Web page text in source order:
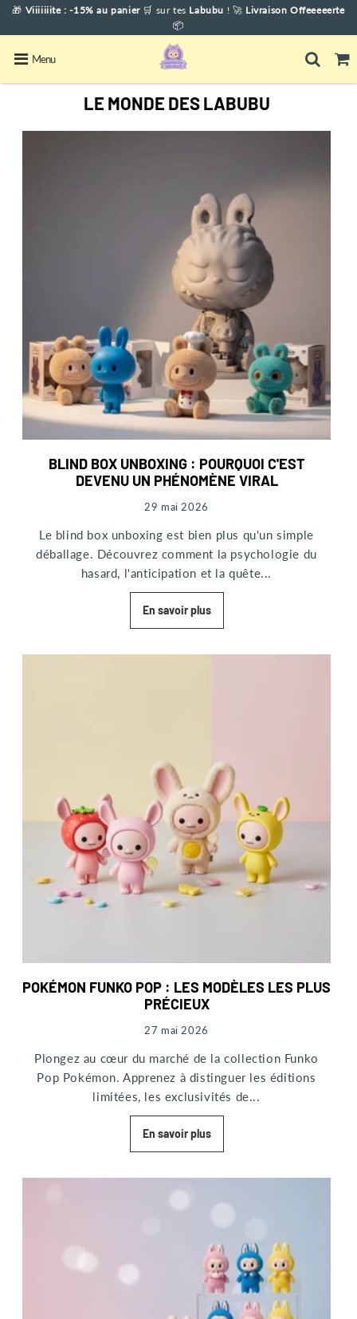
🎁 Viiiiiiite : -15% au panier 🛒 sur tes Labubu ! 🚀 Livraison Offeeeeerte
📦
Menu
LE MONDE DES LABUBU
BLIND BOX UNBOXING : POURQUOI C'EST
DEVENU UN PHÉNOMÈNE VIRAL
29 mai 2026
Le blind box unboxing est bien plus qu'un simple
déballage. Découvrez comment la psychologie du
hasard, l'anticipation et la quête...
En savoir plus
POKÉMON FUNKO POP : LES MODÈLES LES PLUS
PRÉCIEUX
27 mai 2026
Plongez au cœur du marché de la collection Funko
Pop Pokémon. Apprenez à distinguer les éditions
limitées, les exclusivités de...
En savoir plus